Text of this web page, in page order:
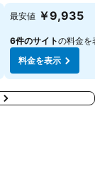
料金を表示
最安値 ￥9,935
6件のサイトの料金を
料金を表示